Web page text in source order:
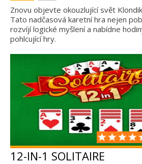
Znovu objevte okouzlující svět
Tato nadčasová karetní hra nejen
rozvíjí logické myšlení a nabídne
pohlcující hry.
12-IN-1 SOLITAIRE